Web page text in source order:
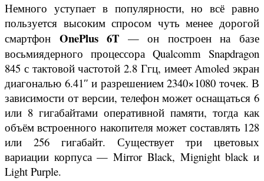
Немного уступает в популярности, но всё равно
пользуется высоким спросом чуть менее дорогой
смартфон OnePlus 6T — он построен на базе
восьмиядерного процессора Qualcomm Snapdragon
845 с тактовой частотой 2.8 Ггц, имеет Amoled экран
диагональю 6.41″ и разрешением 2340×1080 точек. В
зависимости от версии, телефон может оснащаться 6
или 8 гигабайтами оперативной памяти, тогда как
объём встроенного накопителя может составлять 128
или 256 гигабайт. Существует три цветовых
вариации корпуса — Mirror Black, Mignight black и
Light Purple.